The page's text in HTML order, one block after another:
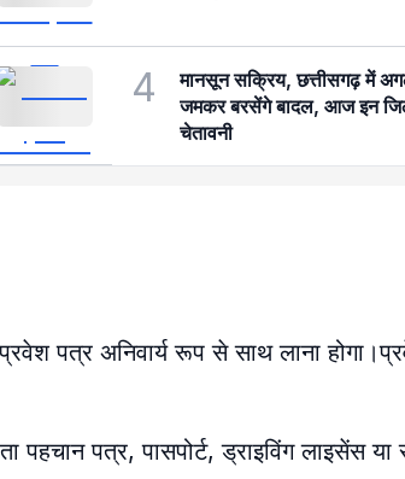
4
मानसून सक्रिय, छत्तीसगढ़ में
जमकर बरसेंगे बादल, आज इन
चेतावनी
पत्र अनिवार्य रूप से साथ लाना
पत्र, पासपोर्ट, ड्राइविंग लाइसेंस या